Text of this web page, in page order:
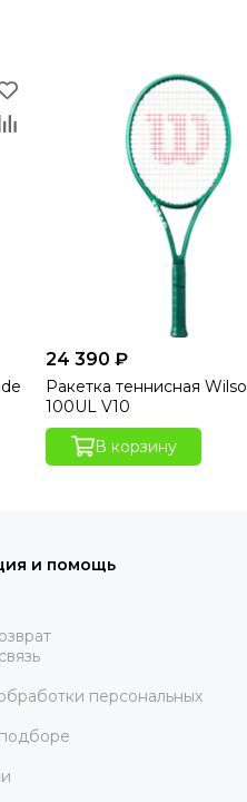
24 390 ₽
Ракетка теннисная
100UL V10
В корзину
и помощь
персональных